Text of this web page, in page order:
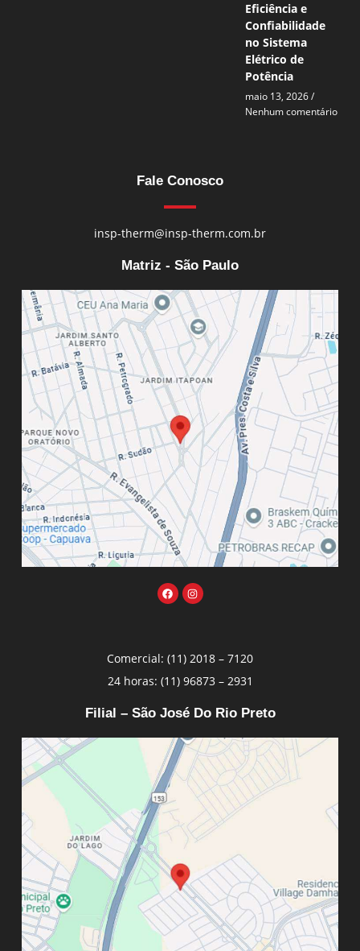
Eficiência e
Confiabilidade
no Sistema
Elétrico de
Potência
maio 13, 2026
Nenhum comentário
Fale Conosco
insp-therm@insp-therm.com.br
Matriz - São Paulo
Comercial: (11) 2018 – 7120
24 horas: (11) 96873 – 2931
Filial – São José Do Rio Preto